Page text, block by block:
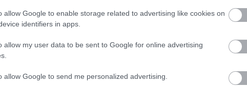
allow Google to enable storage related to advertising like cookies on
identifiers in apps.
allow my user data to be sent to Google for online advertising
allow Google to send me personalized advertising.
után gördítesz lejjebb!